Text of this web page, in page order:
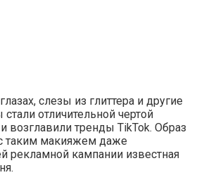
слезы из глиттера и другие
отличительной чертой
возглавили тренды TikTok. Образ
таким макияжем даже
рекламной кампании известная